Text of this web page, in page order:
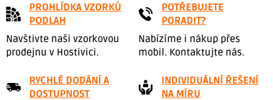
PROHLÍDKA VZORKŮ
PODLAH
Navštivte naši vzorkovou
prodejnu v Hostivici.
POTŘEBUJETE
PORADIT?
Nabízíme i nákup přes
mobil. Kontaktujte nás.
RYCHLÉ DODÁNÍ A
DOSTUPNOST
INDIVIDUÁLNÍ ŘEŠENÍ
NA MÍRU